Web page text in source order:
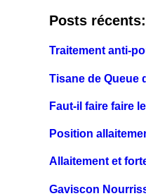
Posts récents:
Traitement anti-
Tisane de Queue
Faut-il faire faire
Position
Allaitement et
Gaviscon